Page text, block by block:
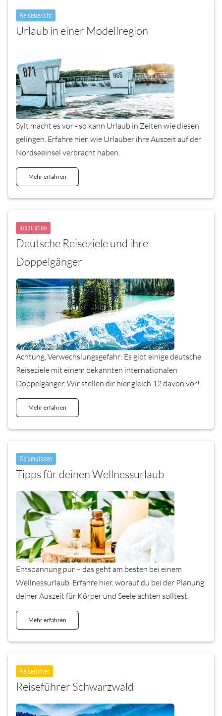
Reisebericht
Urlaub in einer Modellregion
Sylt macht es vor - so kann Urlaub in Zeiten wie diesen
gelingen. Erfahre hier, wie Urlauber ihre Auszeit auf der
Nordseeinsel verbracht haben.
Mehr erfahren
Inspiration
Deutsche Reiseziele und ihre
Doppelgänger
Achtung, Verwechslungsgefahr: Es gibt einige deutsche
Reiseziele mit einem bekannten internationalen
Doppelgänger. Wir stellen dir hier gleich 12 davon vor!
Mehr erfahren
Reisewissen
Tipps für deinen Wellnessurlaub
Entspannung pur – das geht am besten bei einem
Wellnessurlaub. Erfahre hier, worauf du bei der Planung
deiner Auszeit für Körper und Seele achten solltest.
Mehr erfahren
Reiseführer
Reiseführer Schwarzwald